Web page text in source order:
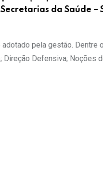
da Saúde –
pela gestão. Dentre
Direção Defensiva; Noções